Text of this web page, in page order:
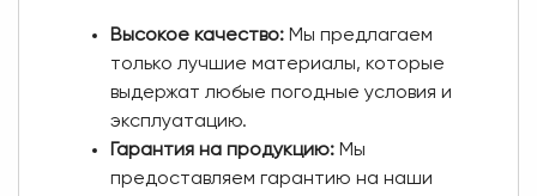
Высокое качество:Мы предлагаем
только лучшие материалы, которые
выдержат любые погодные условия и
эксплуатацию.
Гарантия на продукцию:Мы
предоставляем гарантию на наши